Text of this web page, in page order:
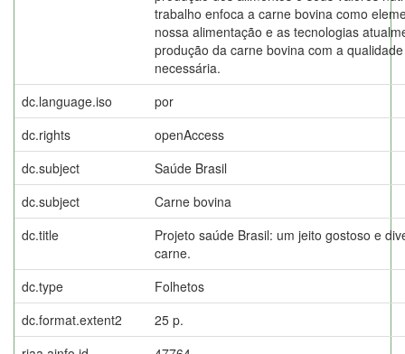
trabalho enfoca a carne bovina como
nossa alimentação e as tecnologias
produção da carne bovina com a
necessária.
dc.language.iso
por
dc.rights
openAccess
dc.subject
Saúde Brasil
dc.subject
Carne bovina
dc.title
Projeto saúde Brasil: um jeito gostoso e
carne.
dc.type
Folhetos
dc.format.extent2
25 p.